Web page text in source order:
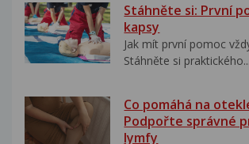
Stáhněte si: První
kapsy
Jak mít první pomoc
Stáhněte si praktického...
Co pomáhá na
Podpořte správné
lymfy